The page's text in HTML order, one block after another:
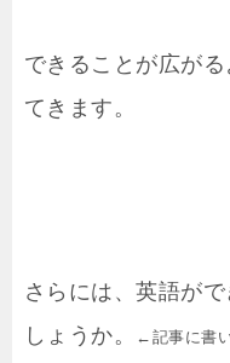
できることが広が
てきます。
さらには、英語がで
しょうか。
←記事に書